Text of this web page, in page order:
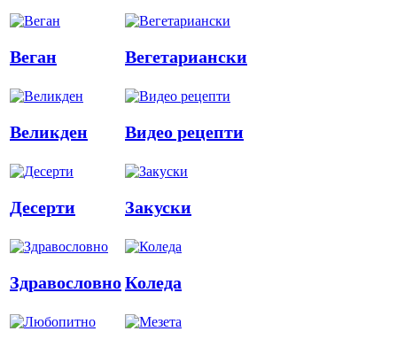
Веган Вегетариански
Великден Видео рецепти
Десерти Закуски
ЗдравословноКоледа